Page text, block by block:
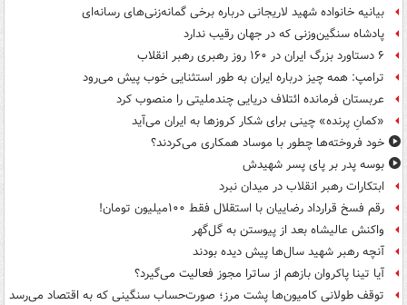
بیانیه خانواده شهید لاریجانی درباره برخی گمانه‌زنی‌های رسانه‌ای
پادشاه سنگین‌وزنی که در جهان رقیب ندارد
۶ دستاورد بزرگ ایران در ۱۶۰ روز رهبری رهبر انقلاب
ترامپ: همه چیز درباره ایران به طور استثنایی خوب پیش می‌رود
عربستان فرمانده ائتلاف دریایی چندملیتی را منصوب کرد
«کمانِ پرنده» چینی برای شکار کروزها به ایران می‌آید
خود فروخته‌ها چطور با موساد همکاری می‌کردند؟
بوسه‌ پدر بر پای پسر شهیدش
ابتکارات رهبر انقلاب در میدان نبرد
رقم فسخ قرارداد رضاییان با استقلال فقط ۱۰۰میلیون تومان!
واکنش عالیشاه بعد از پیوستن به گل‌گهر
آنچه رهبر شهید سال‌ها پیش دیده بودند
آیا تینا پاکروان بازهم از ساترا مجوز فعالیت می‌گیرد؟
توقف طولانی کامیون‌ها پشت مرز؛ صورت‌حساب سنگینی که به اقتصاد می‌رسد